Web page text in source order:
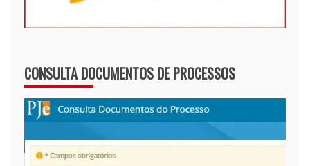
CONSULTA DOCUMENTOS DE PROCESSOS